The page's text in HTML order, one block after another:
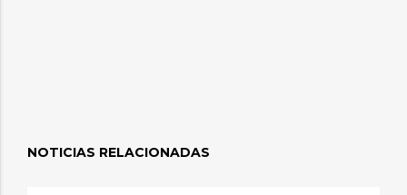
NOTICIAS RELACIONADAS